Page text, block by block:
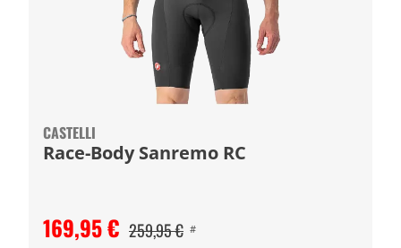
CASTELLI
Race-Body Sanremo RC
169,95 € 259,95 € #